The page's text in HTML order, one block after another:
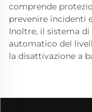
comprende
prevenire incidenti
Inoltre, il sistema
automatico del
la disattivazione a